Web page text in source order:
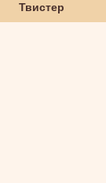
Твистер